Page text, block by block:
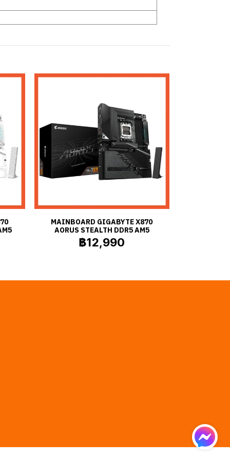
MAINBOARD GIGABYTE X870
AORUS STEALTH DDR5 AM5
฿12,990